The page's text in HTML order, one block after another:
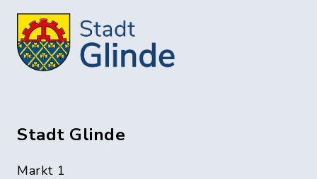
Stadt Glinde
Markt 1